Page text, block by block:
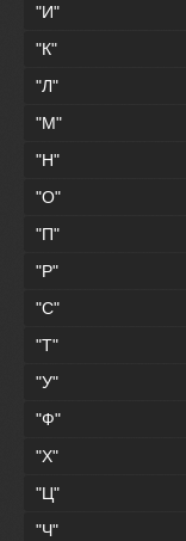
"И"
"К"
"Л"
"М"
"Н"
"О"
"П"
"Р"
"С"
"Т"
"У"
"Ф"
"Х"
"Ц"
"Ч"